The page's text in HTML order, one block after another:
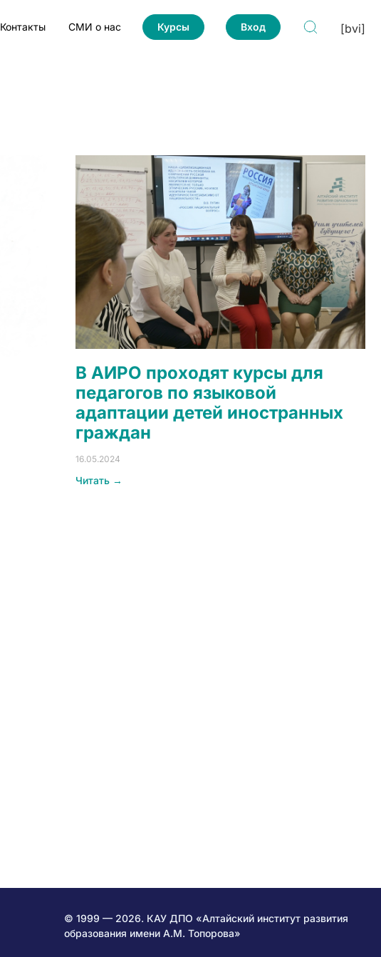
Контакты СМИ о нас Курсы Вход [bvi]
В АИРО проходят курсы для
педагогов по языковой
адаптации детей иностранных
граждан
16.05.2024
Читать →
© 1999 — 2026. КАУ ДПО «Алтайский институт развития
образования имени А.М. Топорова»